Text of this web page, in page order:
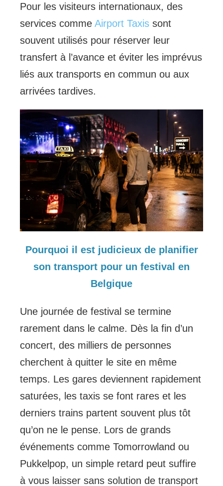
Pour les visiteurs internationaux, des
services comme Airport Taxissont
souvent utilisés pour réserver leur
transfert à l’avance et éviter les imprévus
liés aux transports en commun ou aux
arrivées tardives.
Pourquoi il est judicieux de planifier
son transport pour un festival en
Belgique
Une journée de festival se termine
rarement dans le calme. Dès la fin d’un
concert, des milliers de personnes
cherchent à quitter le site en même
temps. Les gares deviennent rapidement
saturées, les taxis se font rares et les
derniers trains partent souvent plus tôt
qu’on ne le pense. Lors de grands
événements comme Tomorrowland ou
Pukkelpop, un simple retard peut suffire
à vous laisser sans solution de transport